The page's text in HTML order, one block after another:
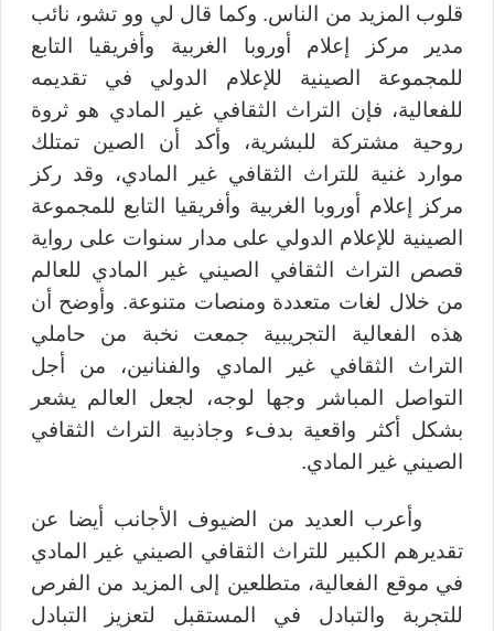
قلوب المزيد من الناس. وكما قال لي وو تشو، نائب
مدير مركز إعلام أوروبا الغربية وأفريقيا التابع
للمجموعة الصينية للإعلام الدولي في تقديمه
للفعالية، فإن التراث الثقافي غير المادي هو ثروة
روحية مشتركة للبشرية، وأكد أن الصين تمتلك
موارد غنية للتراث الثقافي غير المادي، وقد ركز
مركز إعلام أوروبا الغربية وأفريقيا التابع للمجموعة
الصينية للإعلام الدولي على مدار سنوات على رواية
قصص التراث الثقافي الصيني غير المادي للعالم
من خلال لغات متعددة ومنصات متنوعة. وأوضح أن
هذه الفعالية التجريبية جمعت نخبة من حاملي
التراث الثقافي غير المادي والفنانين، من أجل
التواصل المباشر وجها لوجه، لجعل العالم يشعر
بشكل أكثر واقعية بدفء وجاذبية التراث الثقافي
الصيني غير المادي.
وأعرب العديد من الضيوف الأجانب أيضا عن
تقديرهم الكبير للتراث الثقافي الصيني غير المادي
في موقع الفعالية، متطلعين إلى المزيد من الفرص
للتجربة والتبادل في المستقبل لتعزيز التبادل